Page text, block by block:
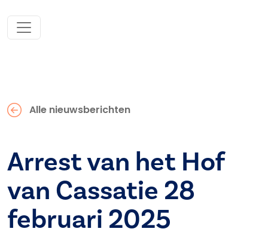
Alle nieuwsberichten
Arrest van het Hof
van Cassatie 28
februari 2025